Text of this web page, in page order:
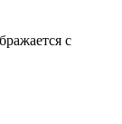
с